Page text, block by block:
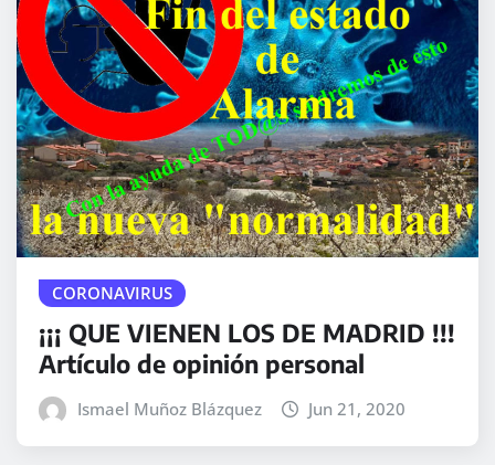
CORONAVIRUS
¡¡¡ QUE VIENEN LOS DE MADRID !!!
Artículo de opinión personal
Ismael Muñoz Blázquez Jun 21, 2020